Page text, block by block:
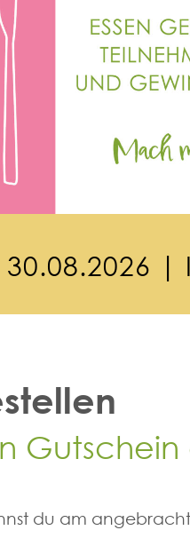
30.08.2026 | I
Gutschein
du am